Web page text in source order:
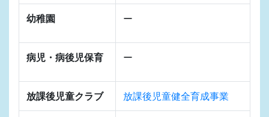
幼稚園 ー
病児・病後児保育 ー
放課後児童クラブ 放課後児童健全育成事業